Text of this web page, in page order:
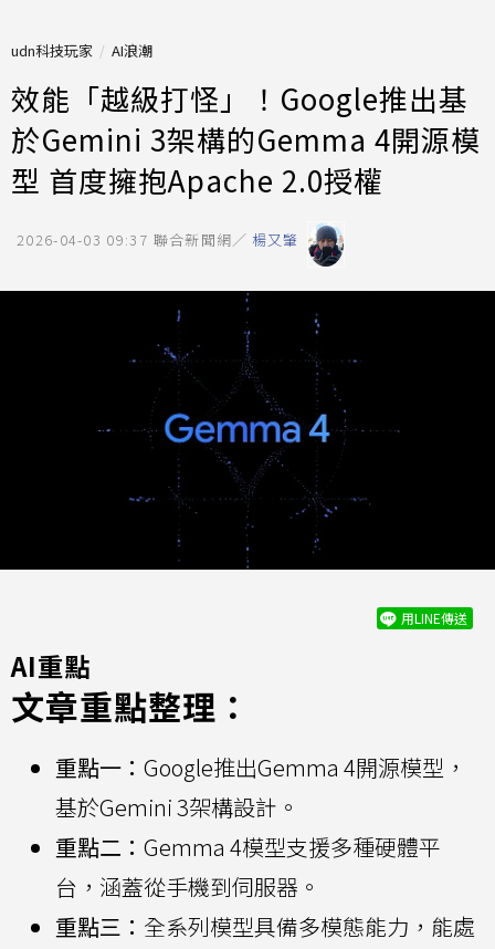
udn科技玩家 AI浪潮
效能「越級打怪」！Google推出基
於Gemini 3架構的Gemma 4開源模
型 首度擁抱Apache 2.0授權
2026-04-03 09:37 聯合新聞網／ 楊又肇
用LINE傳送
AI重點
文章重點整理：
重點一： Google推出Gemma 4開源模型，
基於Gemini 3架構設計。
重點二： Gemma 4模型支援多種硬體平
台，涵蓋從手機到伺服器。
重點三： 全系列模型具備多模態能力，能處